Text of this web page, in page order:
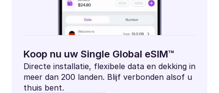
Koop nu uw Single Global eSIM™
Directe installatie, flexibele data en dekking in
meer dan 200 landen. Blijf verbonden alsof u
thuis bent.